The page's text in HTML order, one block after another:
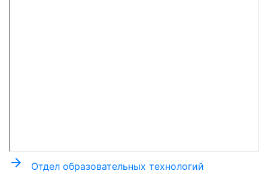
arrow_forward Отдел образовательных технологий